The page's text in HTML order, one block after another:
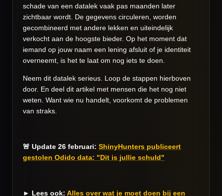
schade van een datalek vaak pas maanden later
zichtbaar wordt. De gegevens circuleren, worden
gecombineerd met andere lekken en uiteindelijk
verkocht aan de hoogste bieder. Op het moment dat
iemand op jouw naam een lening afsluit of je identiteit
overneemt, is het te laat om nog iets te doen.
Neem dit datalek serieus. Loop de stappen hierboven
door. En deel dit artikel met mensen die het nog niet
weten. Want wie nu handelt, voorkomt de problemen
van straks.
🚨 Update 26 februari: ShinyHunters publiceert
gestolen Odido data: "Dit is jullie schuld"
► Lees ook: Alles over wat je moet doen bij een